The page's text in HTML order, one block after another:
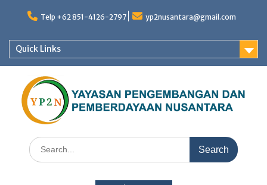
Telp +62 851-4126-2797 yp2nusantara@gmail.com
Quick Links
Search
for: